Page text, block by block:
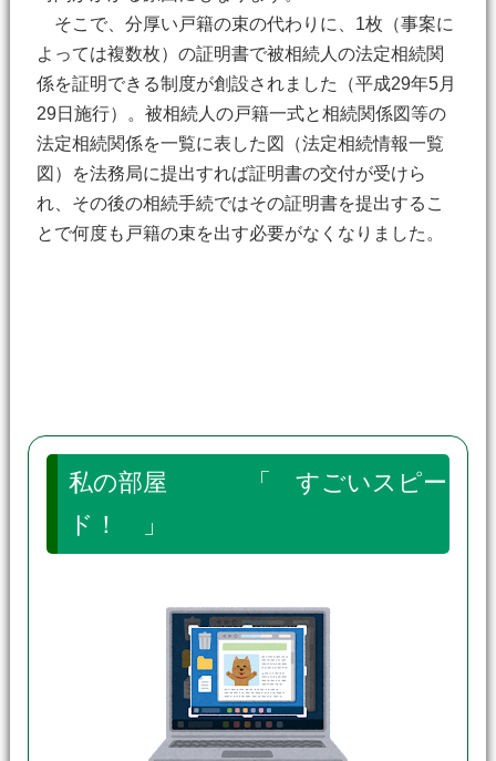
そこで、分厚い戸籍の束の代わりに、1枚（事案に
よっては複数枚）の証明書で被相続人の法定相続関
係を証明できる制度が創設されました（平成29年5月
29日施行）。被相続人の戸籍一式と相続関係図等の
法定相続関係を一覧に表した図（法定相続情報一覧
図）を法務局に提出すれば証明書の交付が受けら
れ、その後の相続手続ではその証明書を提出するこ
とで何度も戸籍の束を出す必要がなくなりました。
私の部屋 「 すごいスピー
ド！ 」